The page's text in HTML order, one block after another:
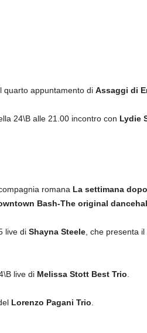
quarto appuntamento di Assaggi di
24\B alle 21.00 incontro con Lydie
romana La settimana dopo
Bash-The original
live di Shayna Steele, che presenta il
live di Melissa Stott Best Trio
Lorenzo Pagani Trio